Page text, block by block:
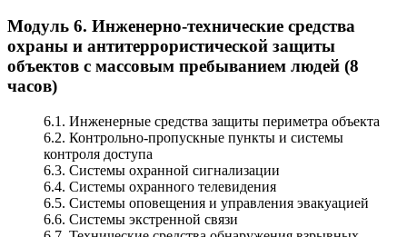
Модуль 6. Инженерно-технические средства
охраны и антитеррористической защиты
объектов с массовым пребыванием людей (8
часов)
6.1. Инженерные средства защиты периметра объекта
6.2. Контрольно-пропускные пункты и системы
контроля доступа
6.3. Системы охранной сигнализации
6.4. Системы охранного телевидения
6.5. Системы оповещения и управления эвакуацией
6.6. Системы экстренной связи